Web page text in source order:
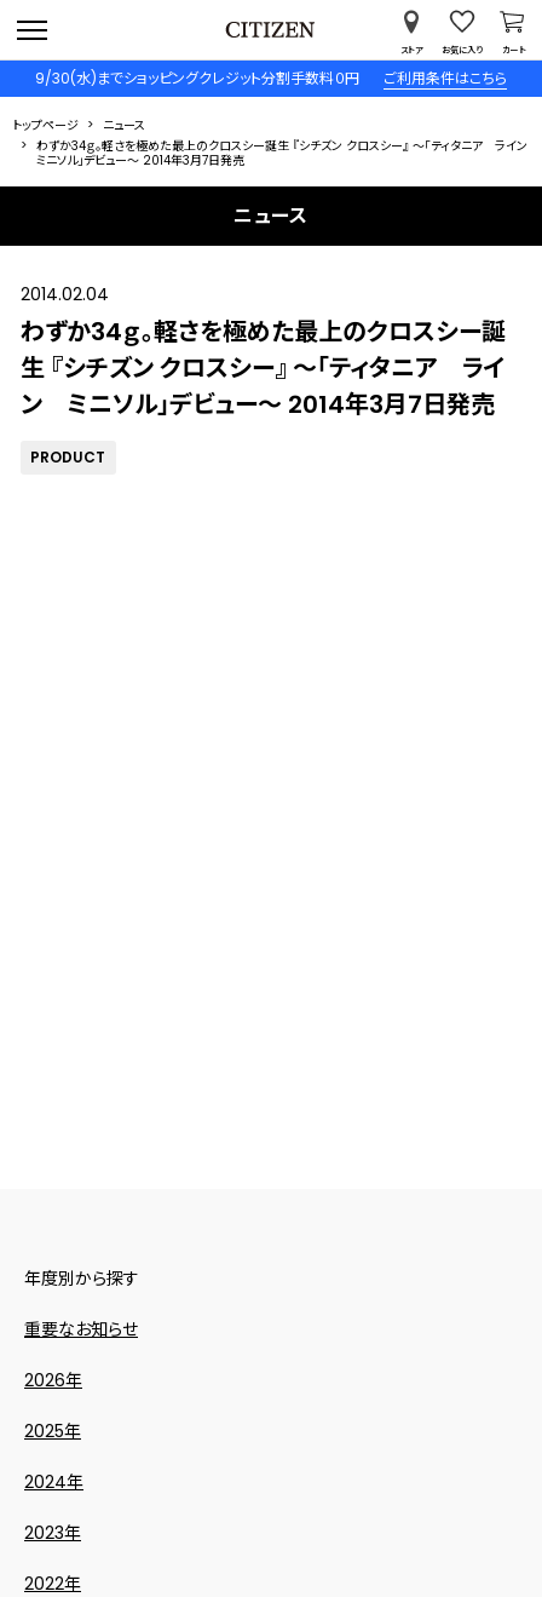
9/30(水)までショッピングクレジット分割手数料０円 ご利用条件はこちら
ストア お気に入り カート
トップページ
ニュース
わずか34ｇ。軽さを極めた最上のクロスシー誕生 『シチズン クロスシー』 ～「ティタニア ライン
ミニソル」デビュー～ 2014年3月7日発売
ニュース
2014.02.04
わずか34ｇ。軽さを極めた最上のクロスシー誕
生 『シチズン クロスシー』 ～「ティタニア ライ
ン ミニソル」デビュー～ 2014年3月7日発売
PRODUCT
年度別から探す
重要なお知らせ
2026年
2025年
2024年
2023年
2022年